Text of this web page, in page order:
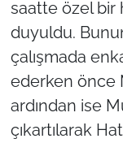
saatte özel bir
duyuldu.
çalışmada
ederken önce
ardından ise
çıkartılarak